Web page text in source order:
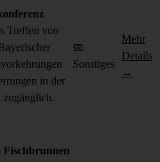
Treffen von
in der
📅
Sonstiges
Mehr
Details
→
Fischbrunnen